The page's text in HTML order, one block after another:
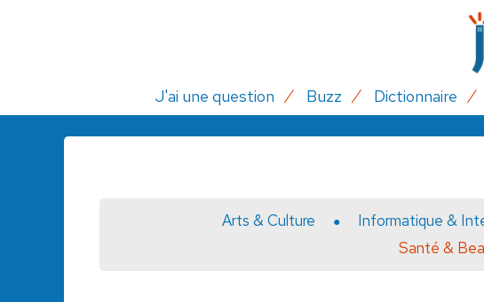
J'ai une question Buzz Dictionnaire
Arts & Culture Informatique &
Santé &